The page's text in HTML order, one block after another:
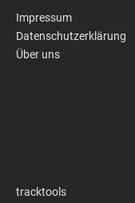
Impressum
Datenschutzerklärung
Über uns
tracktools